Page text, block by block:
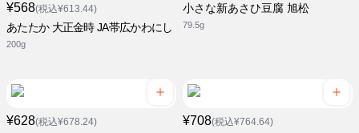
¥568(税込¥613.44)
あたたか 大正金時 JA帯広かわにし
200g
小さな新あさひ豆腐 旭松
79.5g
¥628(税込¥678.24) ¥708(税込¥764.64)